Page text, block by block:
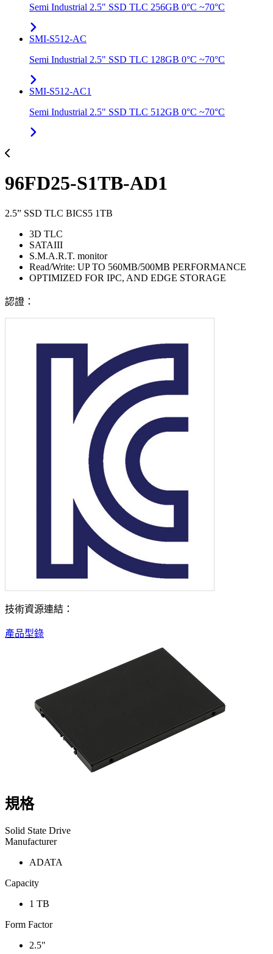
Semi Industrial 2.5" SSD TLC 256GB 0°C ~70°C
SMI-S512-AC
Semi Industrial 2.5" SSD TLC 128GB 0°C ~70°C
SMI-S512-AC1
Semi Industrial 2.5" SSD TLC 512GB 0°C ~70°C
96FD25-S1TB-AD1
2.5” SSD TLC BICS5 1TB
3D TLC
SATAIII
S.M.A.R.T. monitor
Read/Write: UP TO 560MB/500MB PERFORMANCE
OPTIMIZED FOR IPC, AND EDGE STORAGE
認證：
技術資源連結：
產品型錄
規格
Solid State Drive
Manufacturer
ADATA
Capacity
1 TB
Form Factor
2.5"